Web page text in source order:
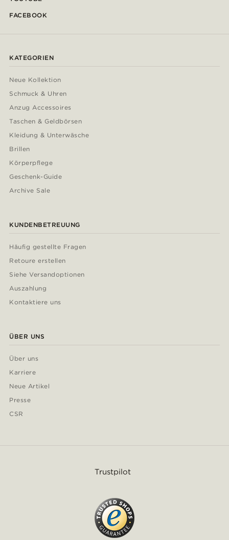
FACEBOOK
KATEGORIEN
Neue Kollektion
Schmuck & Uhren
Anzug Accessoires
Taschen & Geldbörsen
Kleidung & Unterwäsche
Brillen
Körperpflege
Geschenk-Guide
Archive Sale
KUNDENBETREUUNG
Häufig gestellte Fragen
Retoure erstellen
Siehe Versandoptionen
Auszahlung
Kontaktiere uns
ÜBER UNS
Über uns
Karriere
Neue Artikel
Presse
CSR
Trustpilot